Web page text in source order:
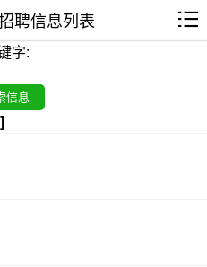
聘信息列表
字:
]